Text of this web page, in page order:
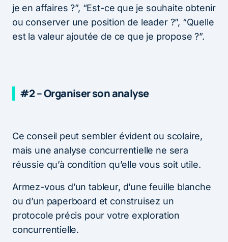
je en affaires ?”, “Est-ce que je souhaite obtenir
ou conserver une position de leader ?”, “Quelle
est la valeur ajoutée de ce que je propose ?”.
#2 – Organiser son analyse
Ce conseil peut sembler évident ou scolaire,
mais une analyse concurrentielle ne sera
réussie qu’à condition qu’elle vous soit utile.
Armez-vous d’un tableur, d’une feuille blanche
ou d’un paperboard et construisez un
protocole précis pour votre exploration
concurrentielle.